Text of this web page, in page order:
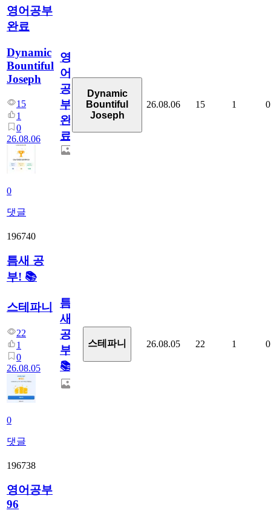
영어공부
완료
Dynamic
Bountiful
Joseph
15
1
0
26.08.06
0
댓글
영
어
공
부
완
료
Dynamic
Bountiful
Joseph
26.08.06 15 1 0
196740
틈새 공
부! 📚
스테파니
22
1
0
26.08.05
0
댓글
틈
새
공
부!
📚
스테파니 26.08.05 22 1 0
196738
영어공부
96